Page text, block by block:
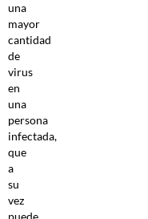
una
mayor
cantidad
de
virus
en
una
persona
infectada,
que
a
su
vez